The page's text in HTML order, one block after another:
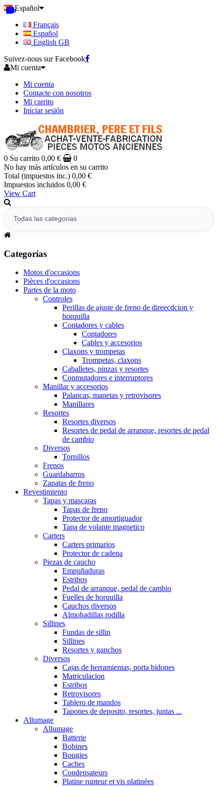
Español
Français
Español
English GB
Suivez-nous sur Facebook
Mi cuenta
Mi cuenta
Contacte con nosotros
Mi carrito
Iniciar sesión
0 Su carrito 0,00 €
0
No hay más artículos en su carrito
Total (impuestos inc.) 0,00 €
Impuestos incluidos 0,00 €
View Cart
Categorías
Motos d'occasions
Pièces d'occasions
Partes de la moto
Controles
Perillas de ajuste de freno de direecdcion y
horquilla
Contadores y cables
Contadores
Cables y accesorios
Claxons y trompetas
Trompetas, claxons
Caballetes, pinzas y resortes
Conmutadores e interruptores
Manillar y accesorios
Palancas, manetas y retrovisores
Manillares
Resortes
Resortes diversos
Resortes de pedal de arranque, resortes de pedal
de cambio
Diversos
Tornillos
Frenos
Guardabarros
Zapatas de freno
Revestimiento
Tapas y mascaras
Tapas de freno
Protector de amortiguador
Tapa de volante magnetico
Carters
Carters primarios
Protector de cadena
Piezas de caucho
Empuñaduras
Estribos
Pedal de arranque, pedal de cambio
Fuelles de horquilla
Cauchos diversos
Almohadillas rodilla
Sillines
Fundas de sillin
Sillines
Resortes y ganchos
Diversos
Cajas de herramientas, porta bidones
Matriculacion
Estribos
Retrovisores
Tablero de mandos
Tapones de deposito, resortes, juntas ...
Allumage
Allumage
Batterie
Bobines
Bougies
Caches
Condensateurs
Platine rupteur et vis platinées